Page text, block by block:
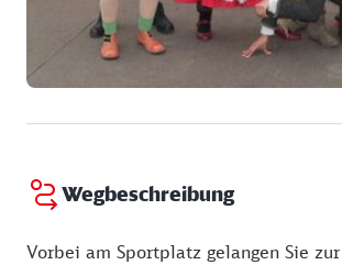
Wegbeschreibung
Vorbei am Sportplatz gelangen Sie